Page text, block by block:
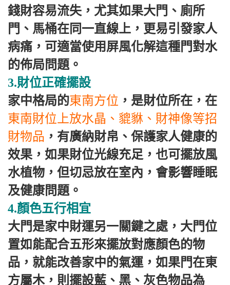
錢財容易流失，尤其如果大門、廁所
門、馬桶在同一直線上，更易引發家人
病痛，可適當使用屏風化解這種門對水
的佈局問題。
3.財位正確擺設
家中格局的東南方位 ，是財位所在，在
東南財位上放水晶、貔貅、財神像等招
財物品 ，有廣納財帛、保護家人健康的
效果，如果財位光線充足，也可擺放風
水植物，但切忌放在室內，會影響睡眠
及健康問題。
4.顏色五行相宜
大門是家中財運另一關鍵之處，大門位
置如能配合五形來擺放對應顏色的物
品，就能改善家中的氣運，如果門在東
方屬木，則擺設藍、黑、灰色物品為